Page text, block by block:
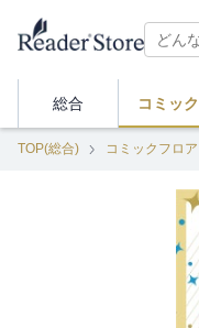
総合 コミック
TOP(総合) コミックフロア